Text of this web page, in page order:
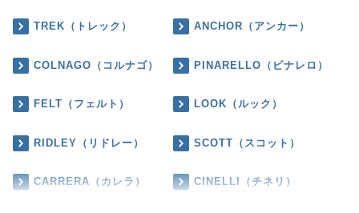
TREK（トレック） ANCHOR（アンカー）
COLNAGO（コルナゴ） PINARELLO（ピナレロ）
FELT（フェルト） LOOK（ルック）
RIDLEY（リドレー） SCOTT（スコット）
CARRERA（カレラ） CINELLI（チネリ）